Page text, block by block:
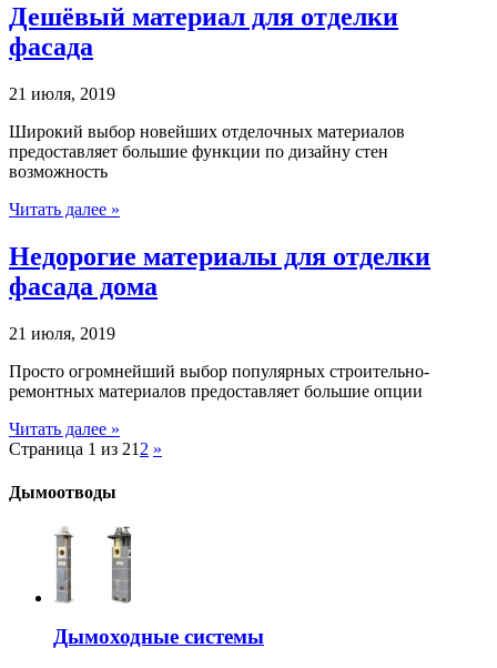
Дешёвый материал для отделки
фасада
21 июля, 2019
Широкий выбор новейших отделочных материалов
предоставляет большие функции по дизайну стен
возможность
Читать далее »
Недорогие материалы для отделки
фасада дома
21 июля, 2019
Просто огромнейший выбор популярных строительно-
ремонтных материалов предоставляет большие опции
Читать далее »
Страница 1 из 21 2 »
Дымоотводы
Дымоходные системы